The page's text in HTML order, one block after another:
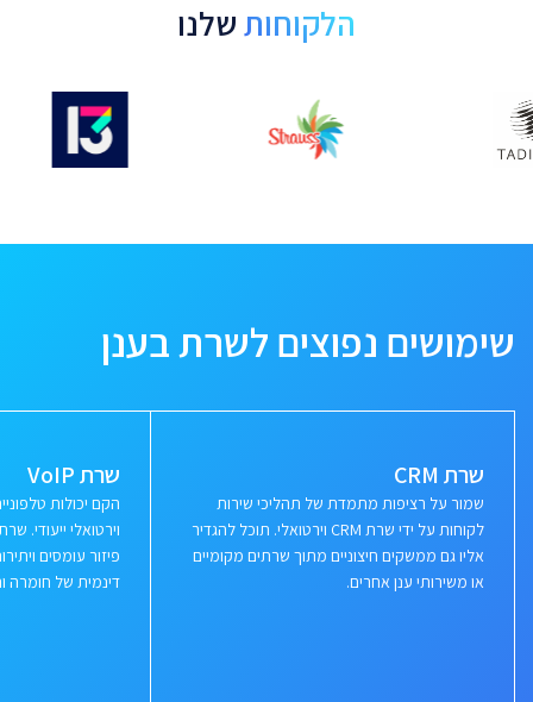
הלקוחותשלנו
שימושים נפוצים לשרת בענן
שרת CRM
שמור על רציפות מתמדת של תהליכי שירות
לקוחות על ידי שרת CRM וירטואלי. תוכל להגדיר
אליו גם ממשקים חיצוניים מתוך שרתים מקומיים
או משירותי ענן אחרים.
שרת VoIP
הקם יכולות
וירטואלי ייעודי.
פיזור עומסים
דינמית של חומרה